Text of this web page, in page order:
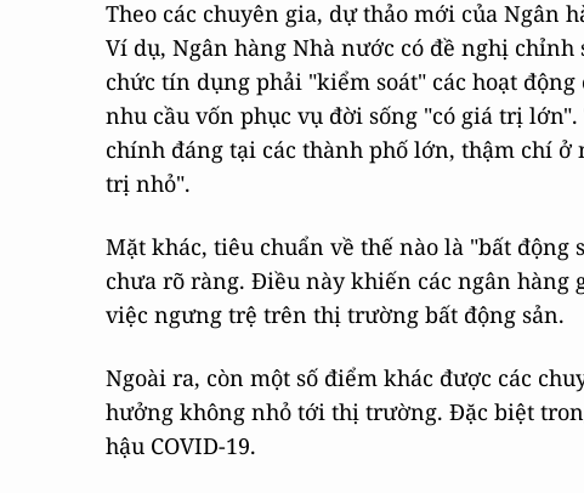
Theo các chuyên gia, dự thảo mới của Ngân
Ví dụ, Ngân hàng Nhà nước có đề nghị
chức tín dụng phải "kiểm soát" các hoạt
nhu cầu vốn phục vụ đời sống "có giá trị
chính đáng tại các thành phố lớn, thậm chí
trị nhỏ".
Mặt khác, tiêu chuẩn về thế nào là "bất
chưa rõ ràng. Điều này khiến các ngân
việc ngưng trệ trên thị trường bất động sản.
Ngoài ra, còn một số điểm khác được các
hưởng không nhỏ tới thị trường. Đặc biệt
hậu COVID-19.